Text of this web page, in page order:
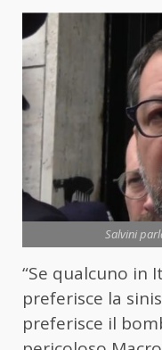
Salvini
“Se qualcuno in
preferisce la
preferisce il